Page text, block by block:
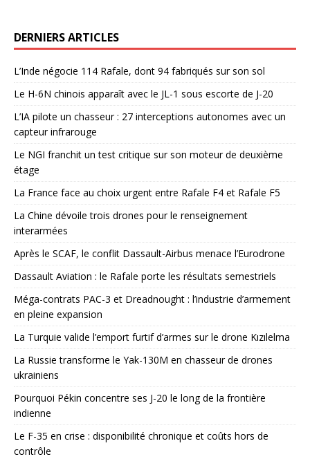
DERNIERS ARTICLES
L’Inde négocie 114 Rafale, dont 94 fabriqués sur son sol
Le H-6N chinois apparaît avec le JL-1 sous escorte de J-20
L’IA pilote un chasseur : 27 interceptions autonomes avec un
capteur infrarouge
Le NGI franchit un test critique sur son moteur de deuxième
étage
La France face au choix urgent entre Rafale F4 et Rafale F5
La Chine dévoile trois drones pour le renseignement
interarmées
Après le SCAF, le conflit Dassault-Airbus menace l’Eurodrone
Dassault Aviation : le Rafale porte les résultats semestriels
Méga-contrats PAC-3 et Dreadnought : l’industrie d’armement
en pleine expansion
La Turquie valide l’emport furtif d’armes sur le drone Kızılelma
La Russie transforme le Yak-130M en chasseur de drones
ukrainiens
Pourquoi Pékin concentre ses J-20 le long de la frontière
indienne
Le F-35 en crise : disponibilité chronique et coûts hors de
contrôle